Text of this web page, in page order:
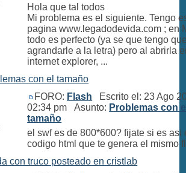
Hola que tal todos
Mi problema es el siguiente. Tengo
pagina www.legadodevida.com ; en
todo es perfecto (ya se que tengo
agrandarle a la letra) pero al abrirla
internet explorer, ...
con el tamaño
FORO: Flash Escrito el: 23 Ago
02:34 pm Asunto: Problemas con
tamaño
el swf es de 800*600? fijate si es asi
codigo html que te genera el mismo
con truco posteado en cristlab